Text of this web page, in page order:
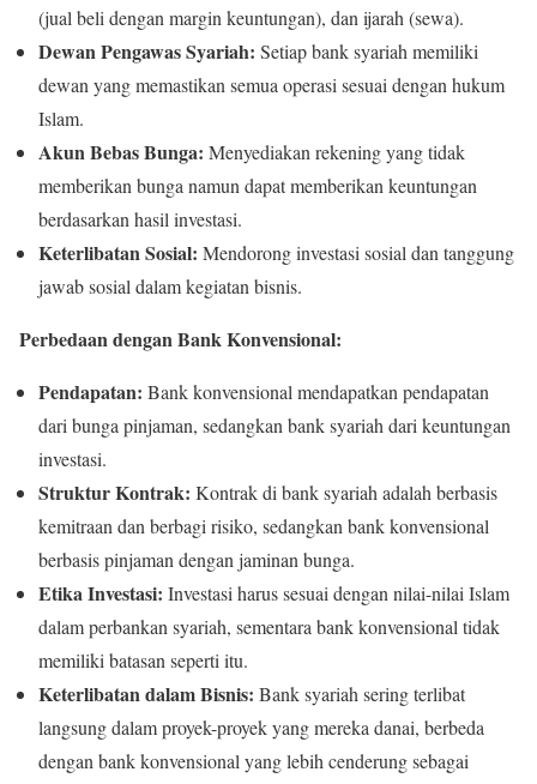
(jual beli dengan margin keuntungan), dan ijarah (sewa).
Dewan Pengawas Syariah: Setiap bank syariah memiliki
dewan yang memastikan semua operasi sesuai dengan hukum
Islam.
Akun Bebas Bunga: Menyediakan rekening yang tidak
memberikan bunga namun dapat memberikan keuntungan
berdasarkan hasil investasi.
Keterlibatan Sosial: Mendorong investasi sosial dan tanggung
jawab sosial dalam kegiatan bisnis.
Perbedaan dengan Bank Konvensional:
Pendapatan: Bank konvensional mendapatkan pendapatan
dari bunga pinjaman, sedangkan bank syariah dari keuntungan
investasi.
Struktur Kontrak: Kontrak di bank syariah adalah berbasis
kemitraan dan berbagi risiko, sedangkan bank konvensional
berbasis pinjaman dengan jaminan bunga.
Etika Investasi: Investasi harus sesuai dengan nilai-nilai Islam
dalam perbankan syariah, sementara bank konvensional tidak
memiliki batasan seperti itu.
Keterlibatan dalam Bisnis: Bank syariah sering terlibat
langsung dalam proyek-proyek yang mereka danai, berbeda
dengan bank konvensional yang lebih cenderung sebagai